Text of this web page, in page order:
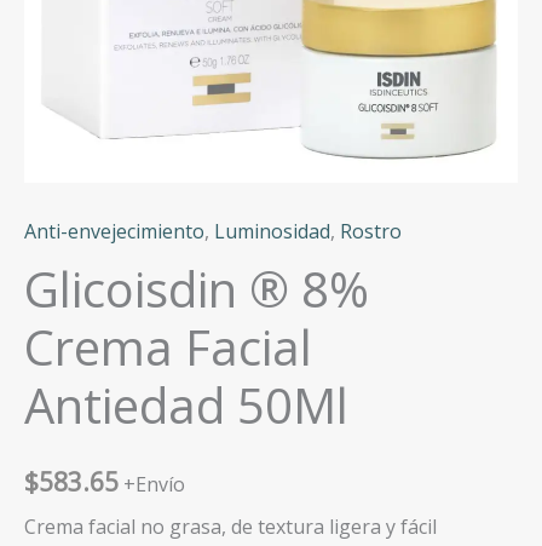
Anti-envejecimiento, Luminosidad, Rostro
Glicoisdin ® 8%
Crema Facial
Antiedad 50Ml
$583.65 +Envío
Crema facial no grasa, de textura ligera y fácil